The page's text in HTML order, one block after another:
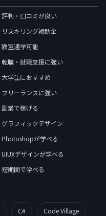
評判・口コミが良い
リスキリング補助金
教室通学可能
転職・就職支援に強い
大学生におすすめ
フリーランスに強い
副業で稼げる
グラフィックデザイン
Photoshopが学べる
UIUXデザインが学べる
短期間で学べる
C# Code Village